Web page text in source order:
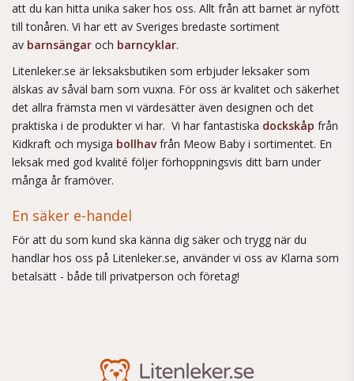
att du kan hitta unika saker hos oss. Allt från att barnet är nyfött
till tonåren. Vi har ett av Sveriges bredaste sortiment
av barnsängar och barncyklar.
Litenleker.se är leksaksbutiken som erbjuder leksaker som
älskas av såväl barn som vuxna. För oss är kvalitet och säkerhet
det allra främsta men vi värdesätter även designen och det
praktiska i de produkter vi har. Vi har fantastiska dockskåp från
Kidkraft och mysiga bollhavfrån Meow Baby i sortimentet. En
leksak med god kvalité följer förhoppningsvis ditt barn under
många år framöver.
En säker e-handel
För att du som kund ska känna dig säker och trygg när du
handlar hos oss på Litenleker.se, använder vi oss av Klarna som
betalsätt - både till privatperson och företag!